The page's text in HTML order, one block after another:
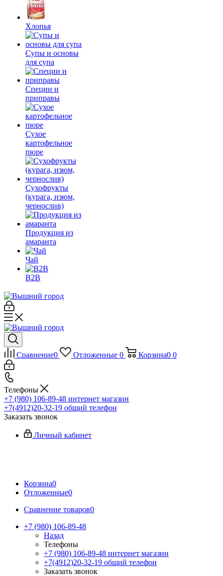
Хлопья
Супы и основы
для супа
Специи и
приправы
Сухое
картофельное
пюре
Сухофрукты
(курага, изюм,
чернослив)
Продукция из
амаранта
Чай
B2B
Сравнение0 Отложенные 0 Корзина0 0
Телефоны
+7 (980) 106-89-48 интернет магазин
+7(4912)20-32-19 общий телефон
Заказать звонок
Личный кабинет
Корзина0
Отложенные0
Сравнение товаров0
+7 (980) 106-89-48
Назад
Телефоны
+7 (980) 106-89-48 интернет магазин
+7(4912)20-32-19 общий телефон
Заказать звонок